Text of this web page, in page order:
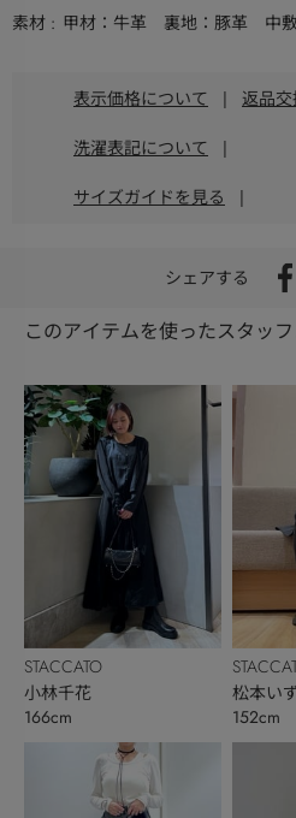
素材
甲材：牛革 裏地：豚革 中
表示価格について | 返品
洗濯表記について |
サイズガイドを見る |
シェアする
このアイテムを使ったスタッ
STACCATO
小林千花
166cm
松本い
152cm